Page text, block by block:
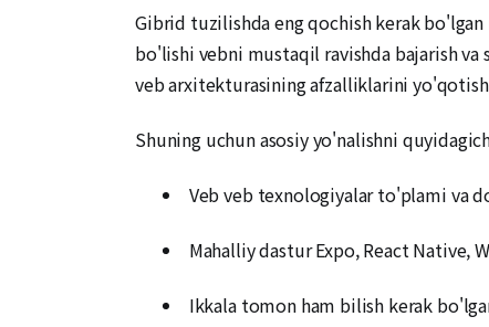
Gibrid tuzilishda eng qochish kerak
bo'lishi vebni mustaqil ravishda bajarish
veb arxitekturasining afzalliklarini
Shuning uchun asosiy yo'nalishni
Veb veb texnologiyalar to'plami va
Mahalliy dastur Expo, React Native,
Ikkala tomon ham bilish kerak